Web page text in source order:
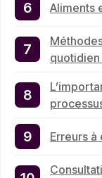
Aliments
Erreurs à